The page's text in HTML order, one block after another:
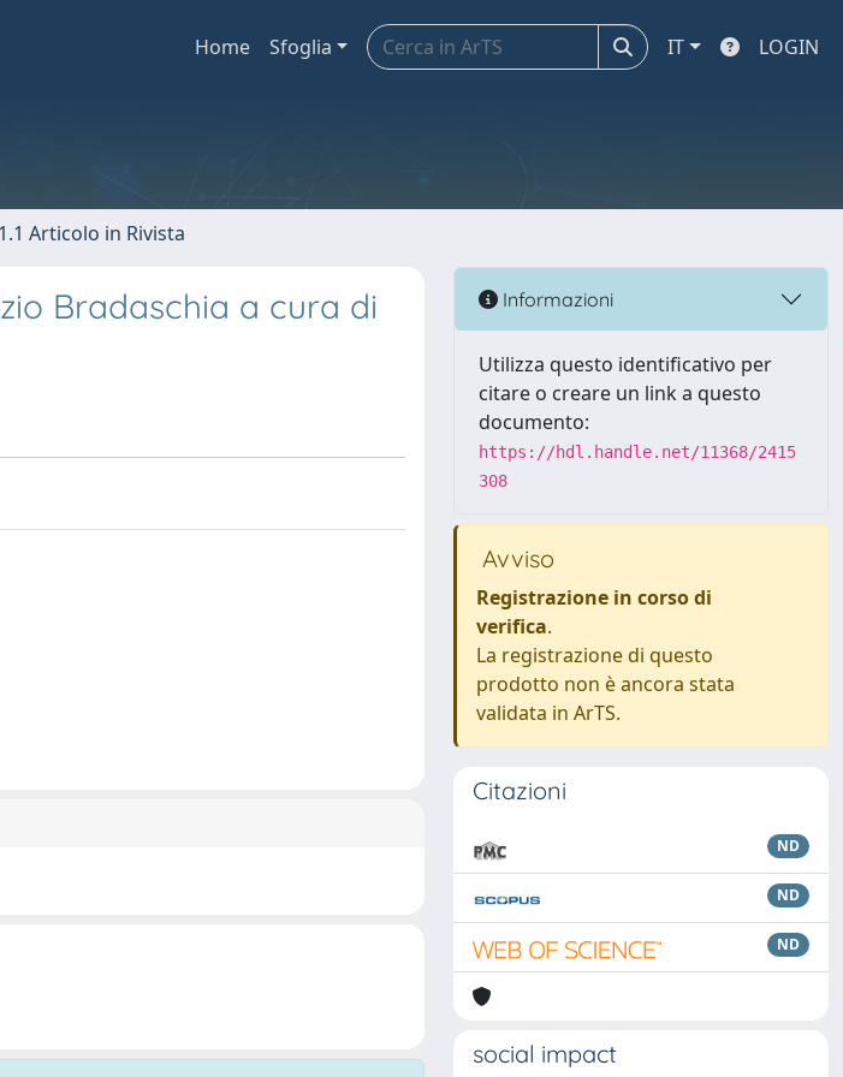
Home Sfoglia IT LOGIN
1.1 Articolo in Rivista
Bradaschia a cura di
Informazioni
Utilizza questo identificativo per
citare o creare un link a questo
documento:
https://hdl.handle.net/11368/2415
308
Avviso
Registrazione in corso di
verifica.
La registrazione di questo
prodotto non è ancora stata
validata in ArTS.
Citazioni
ND
ND
ND
social impact